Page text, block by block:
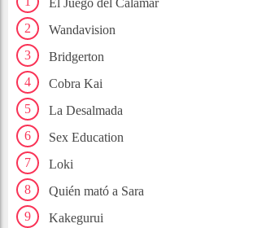
El Juego del Calamar
Wandavision
Bridgerton
Cobra Kai
La Desalmada
Sex Education
Loki
Quién mató a Sara
Kakegurui